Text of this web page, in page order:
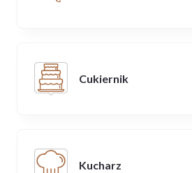
Cukiernik
Kucharz